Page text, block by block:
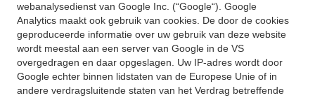
webanalysedienst van Google Inc. (“Google“). Google
Analytics maakt ook gebruik van cookies. De door de cookies
geproduceerde informatie over uw gebruik van deze website
wordt meestal aan een server van Google in de VS
overgedragen en daar opgeslagen. Uw IP-adres wordt door
Google echter binnen lidstaten van de Europese Unie of in
andere verdragsluitende staten van het Verdrag betreffende